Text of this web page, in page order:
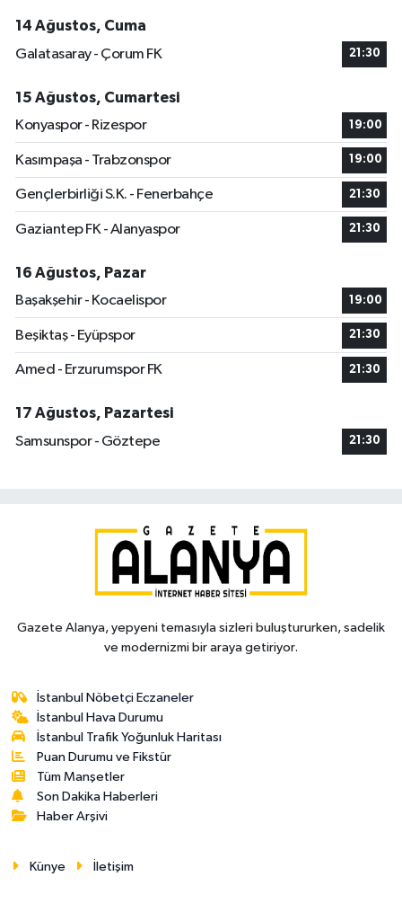
14 Ağustos, Cuma
Galatasaray - Çorum FK
21:30
15 Ağustos, Cumartesi
Konyaspor - Rizespor
19:00
Kasımpaşa - Trabzonspor 19:00
Gençlerbirliği S.K. - Fenerbahçe 21:30
Gaziantep FK - Alanyaspor 21:30
16 Ağustos, Pazar
Başakşehir - Kocaelispor
19:00
Beşiktaş - Eyüpspor 21:30
Amed - Erzurumspor FK 21:30
17 Ağustos, Pazartesi
Samsunspor - Göztepe
21:30
Gazete Alanya, yepyeni temasıyla sizleri buluştururken, sadelik
ve modernizmi bir araya getiriyor.
İstanbul Nöbetçi Eczaneler
İstanbul Hava Durumu
İstanbul Trafik Yoğunluk Haritası
Puan Durumu ve Fikstür
Tüm Manşetler
Son Dakika Haberleri
Haber Arşivi
Künye İletişim